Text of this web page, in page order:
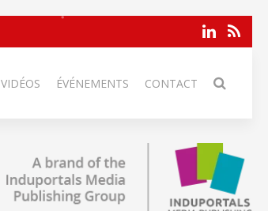
VIDÉOS ÉVÉNEMENTS CONTACT